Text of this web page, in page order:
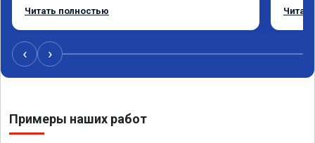
не говорил , жена поехала прямо сейчас по
одним словом! Мы благодарны за оказанную
нам услугу ребятам , в частности Владимиру ,
который занимался машиной . Рекомендую
Читать полностью
‹ ›
Примеры наших работ